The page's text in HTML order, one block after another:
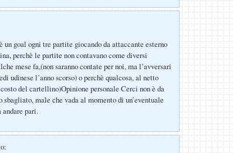
goal ogni tre partite giocando da attaccante esterno
perchè le partite non contavano come diversi
mese fa,(non saranno contate per noi, ma l’avversari
udinese l’anno scorso) o perchè qualcosa, al netto
del cartellino)Opinione personale Cerci non è da
male che vada al momento di un’eventuale
pari.